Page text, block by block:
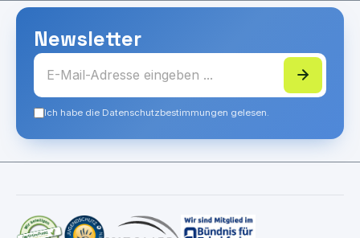
Newsletter
Ich habe die Datenschutzbestimmungen gelesen.